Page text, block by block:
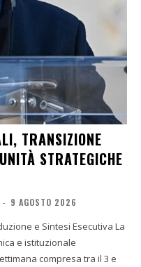
TRANSIZIONE
STRATEGICHE
- 9 AGOSTO 2026
e istituzionale
compresa tra il 3 e